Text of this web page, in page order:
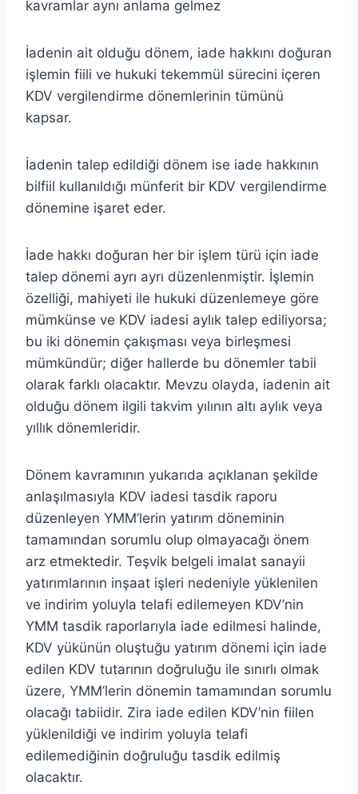
kavramlar aynı anlama gelmez
İadenin ait olduğu dönem, iade hakkını doğuran
işlemin fiili ve hukuki tekemmül sürecini içeren
KDV vergilendirme dönemlerinin tümünü
kapsar.
İadenin talep edildiği dönem ise iade hakkının
bilfiil kullanıldığı münferit bir KDV vergilendirme
dönemine işaret eder.
İade hakkı doğuran her bir işlem türü için iade
talep dönemi ayrı ayrı düzenlenmiştir. İşlemin
özelliği, mahiyeti ile hukuki düzenlemeye göre
mümkünse ve KDV iadesi aylık talep ediliyorsa;
bu iki dönemin çakışması veya birleşmesi
mümkündür; diğer hallerde bu dönemler tabii
olarak farklı olacaktır. Mevzu olayda, iadenin ait
olduğu dönem ilgili takvim yılının altı aylık veya
yıllık dönemleridir.
Dönem kavramının yukarıda açıklanan şekilde
anlaşılmasıyla KDV iadesi tasdik raporu
düzenleyen YMM’lerin yatırım döneminin
tamamından sorumlu olup olmayacağı önem
arz etmektedir. Teşvik belgeli imalat sanayii
yatırımlarının inşaat işleri nedeniyle yüklenilen
ve indirim yoluyla telafi edilemeyen KDV’nin
YMM tasdik raporlarıyla iade edilmesi halinde,
KDV yükünün oluştuğu yatırım dönemi için iade
edilen KDV tutarının doğruluğu ile sınırlı olmak
üzere, YMM’lerin dönemin tamamından sorumlu
olacağı tabiidir. Zira iade edilen KDV’nin fiilen
yüklenildiği ve indirim yoluyla telafi
edilemediğinin doğruluğu tasdik edilmiş
olacaktır.